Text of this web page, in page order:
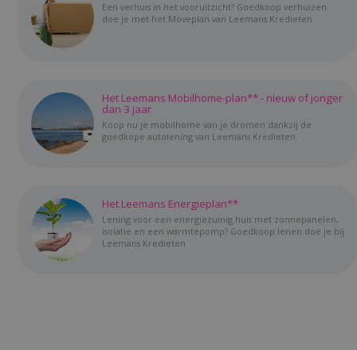
Een verhuis in het vooruitzicht? Goedkoop verhuizen
doe je met het Moveplan van Leemans Kredieten
Het Leemans Mobilhome-plan** - nieuw of jonger
dan 3 jaar
Koop nu je mobilhome van je dromen dankzij de
goedkope autolening van Leemans Kredieten.
Het Leemans Energieplan**
Lening voor een energiezuinig huis met zonnepanelen,
isolatie en een warmtepomp? Goedkoop lenen doe je bij
Leemans Kredieten